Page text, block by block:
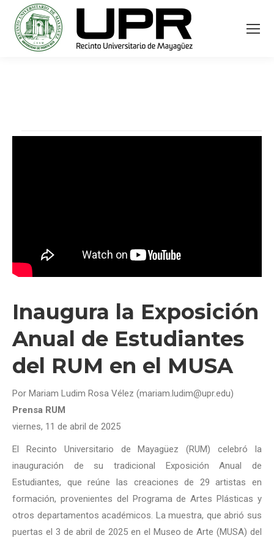
Inaugura la Exposición
Anual de Estudiantes
del RUM en el MUSA
Por Mariam Ludim Rosa Vélez (mariam.ludim@upr.edu)
Prensa RUM
viernes, 11 de abril de 2025
El Recinto Universitario de Mayagüez (RUM) celebró la
inauguración de su tradicional Exposición Anual de
Estudiantes, que reúne las creaciones de 29 artistas en
formación, provenientes del Programa de Artes Plásticas y
otros departamentos académicos. La muestra, que abrió sus
puertas el 3 de abril de 2025 en el Museo de Arte (MUSA) del